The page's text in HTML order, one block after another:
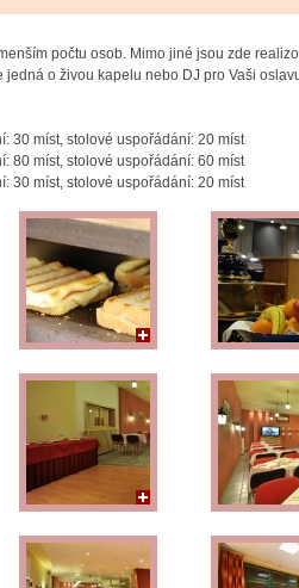
počtu osob. Mimo jiné jsou zde
o živou kapelu nebo DJ pro Vaši
30 míst, stolové uspořádání: 20 míst
80 míst, stolové uspořádání: 60 míst
30 míst, stolové uspořádání: 20 míst